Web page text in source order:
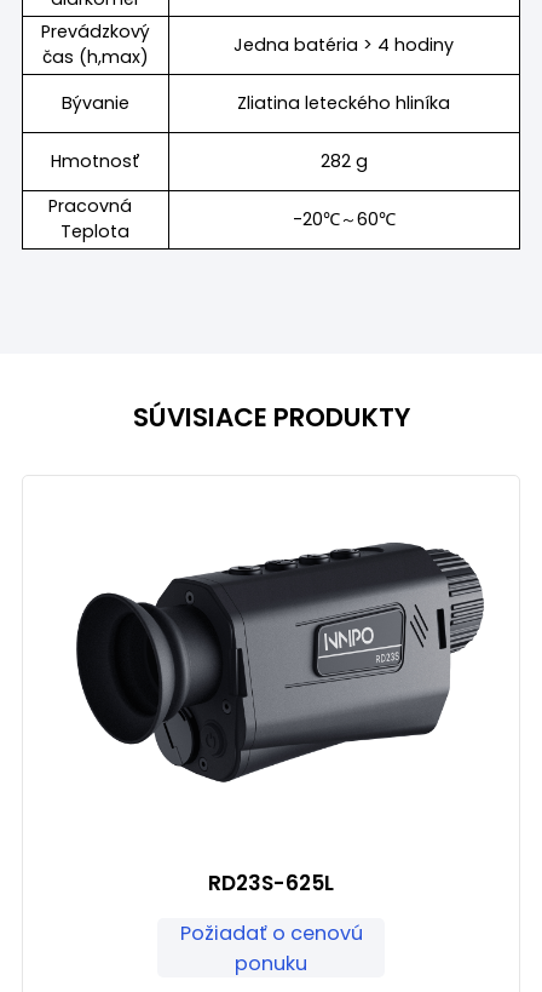
Prevádzkový
čas (h,max)
Jedna batéria > 4 hodiny
Bývanie Zliatina leteckého hliníka
Hmotnosť
282 g
Pracovná
Teplota
-20℃～60℃
SÚVISIACE PRODUKTY
RD23S-625L
Požiadať o cenovú
ponuku